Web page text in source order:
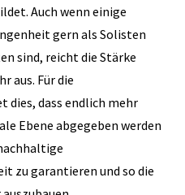
Auch wenn einige
gern als Solisten
sind, reicht die Stärke
aus. Für die
dass endlich mehr
Ebene abgegeben werden
zu garantieren und so die